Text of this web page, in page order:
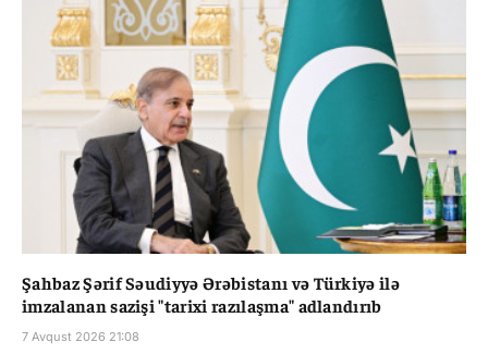
Şahbaz Şərif Səudiyyə Ərəbistanı və Türkiyə ilə
imzalanan sazişi "tarixi razılaşma" adlandırıb
7 Avqust 2026 21:08